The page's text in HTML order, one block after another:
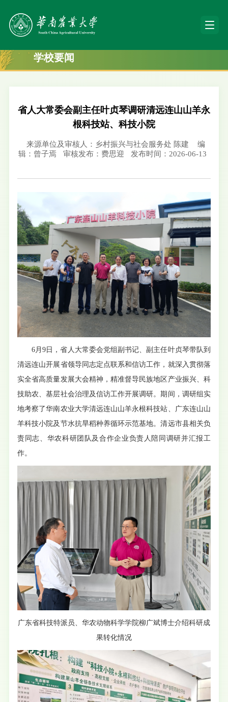
学校要闻
省人大常委会副主任叶贞琴调研清远连山山羊永
根科技站、科技小院
来源单位及审核人：乡村振兴与社会服务处 陈建
编
辑：曾子焉
审核发布：费思迎 发布时间：2026-06-13
6月9日，省人大常委会党组副书记、副主任叶贞琴带队到
清远连山开展省领导同志定点联系和信访工作，就深入贯彻落
实全省高质量发展大会精神，精准督导民族地区产业振兴、科
技助农、基层社会治理及信访工作开展调研。期间，调研组实
地考察了华南农业大学清远连山山羊永根科技站、广东连山山
羊科技小院及节水抗旱稻种养循环示范基地。清远市县相关负
责同志、华农科研团队及合作企业负责人陪同调研并汇报工
作。
广东省科技特派员、华农动物科学学院柳广斌博士介绍科研成
果转化情况